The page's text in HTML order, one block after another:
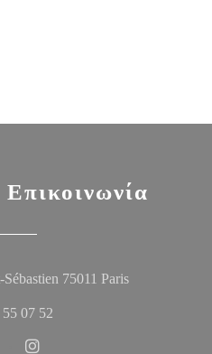
Sébastien 75011 Paris((ανοίγει σε
07 52